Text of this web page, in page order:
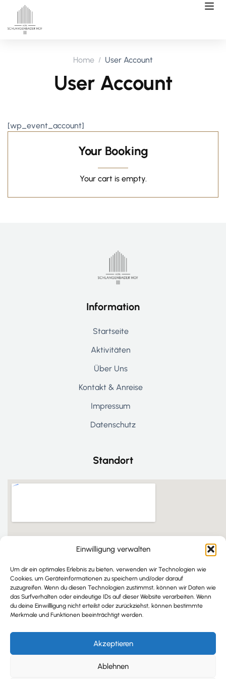
Einwilligung verwalten
Um dir ein optimales Erlebnis zu bieten, verwenden wir Technologien wie
Cookies, um Geräteinformationen zu speichern und/oder darauf
zuzugreifen. Wenn du diesen Technologien zustimmst, können wir Daten wie
das Surfverhalten oder eindeutige IDs auf dieser Website verarbeiten. Wenn
du deine Einwillligung nicht erteilst oder zurückziehst, können bestimmte
Merkmale und Funktionen beeinträchtigt werden.
Akzeptieren
Ablehnen
Home User Account
User Account
[wp_event_account]
Your Booking
Your cart is empty.
Information
Startseite
Aktivitäten
Über Uns
Kontakt & Anreise
Impressum
Datenschutz
Standort
Copyright © 2025 Schlangenbader Hof. Alle Rechte